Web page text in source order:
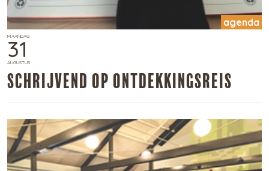
agenda
MAANDAG
31
AUGUSTUS
​Schrijvend op ontdekkingsreis